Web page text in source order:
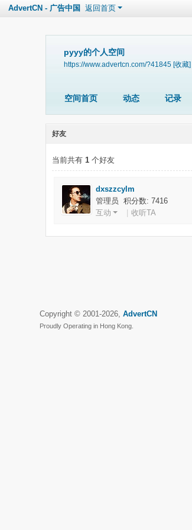
AdvertCN - 广告中国 返回首页
pyyy的个人空间
https://www.advertcn.com/?41845 [收藏]
空间首页 动态 记录
好友
当前共有 1 个好友
dxszzcylm
管理员 积分数: 7416
互动
收听TA
Copyright © 2001-2026, AdvertCN
Proudly Operating in Hong Kong.